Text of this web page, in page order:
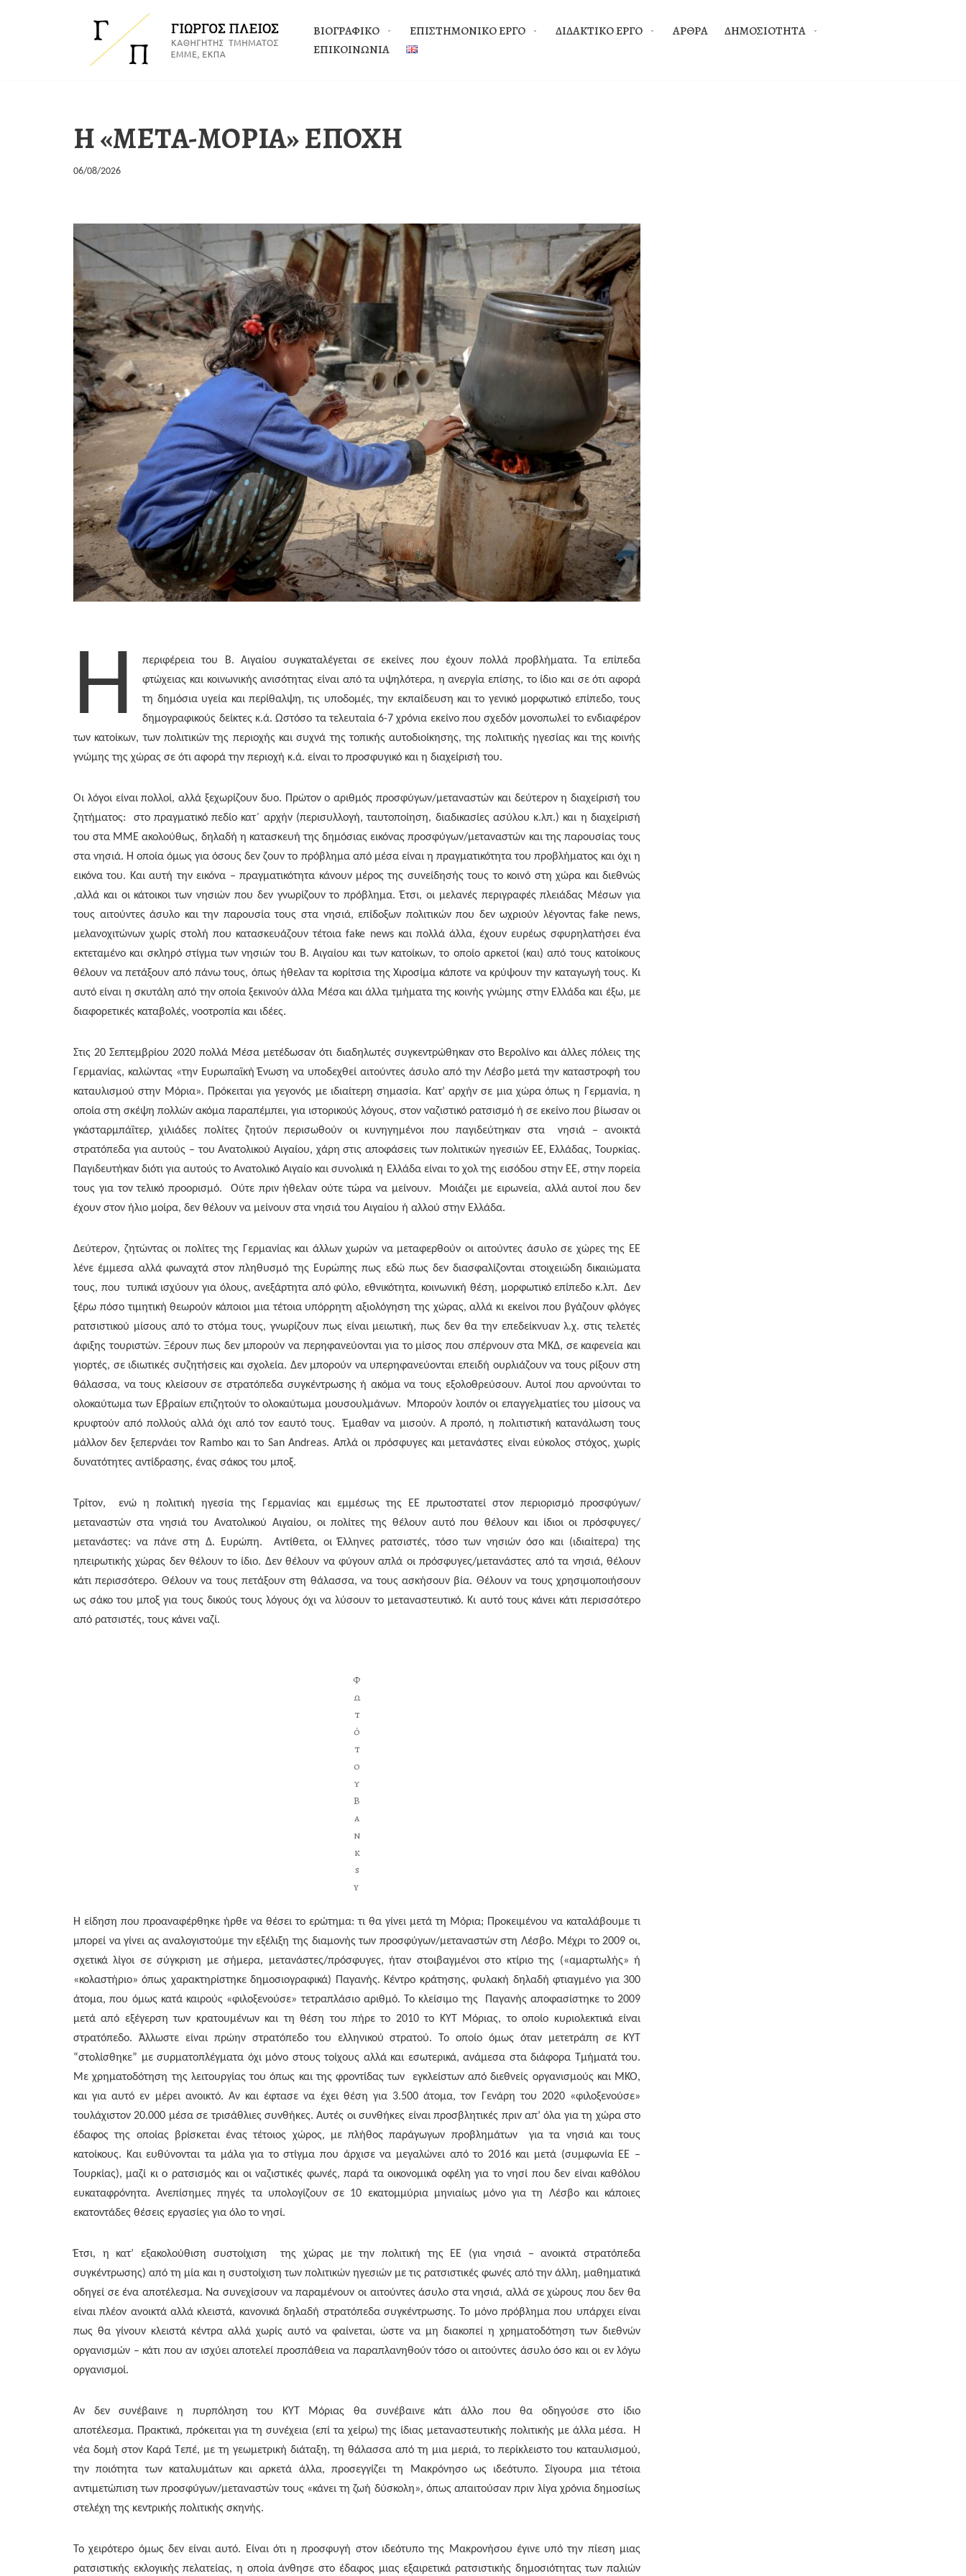
ΒΙΟΓΡΑΦΙΚΟ EΠΙΣΤΗΜΟΝΙΚΟ ΕΡΓΟ ΔΙΔΑΚΤΙΚΟ ΕΡΓΟ ΑΡΘΡΑ
ΔΗΜΟΣΙΟΤΗΤΑ
ΕΠΙΚΟΙΝΩΝΙΑ
Η «ΜΕΤA-ΜOΡΙΑ» ΕΠΟΧH
06/08/2026
Η
περιφέρεια του Β. Αιγαίου συγκαταλέγεται σε εκείνες που έχουν πολλά προβλήματα. Τα επίπεδα
φτώχειας και κοινωνικής ανισότητας είναι από τα υψηλότερα, η ανεργία επίσης, το ίδιο και σε ότι αφορά
τη δημόσια υγεία και περίθαλψη, τις υποδομές, την εκπαίδευση και το γενικό μορφωτικό επίπεδο, τους
δημογραφικούς δείκτες κ.ά. Ωστόσο τα τελευταία 6-7 χρόνια εκείνο που σχεδόν μονοπωλεί το ενδιαφέρον
των κατοίκων, των πολιτικών της περιοχής και συχνά της τοπικής αυτοδιοίκησης, της πολιτικής ηγεσίας και της κοινής
γνώμης της χώρας σε ότι αφορά την περιοχή κ.ά. είναι το προσφυγικό και η διαχείρισή του.
Οι λόγοι είναι πολλοί, αλλά ξεχωρίζουν δυο. Πρώτον ο αριθμός προσφύγων/μεταναστών και δεύτερον η διαχείρισή του
ζητήματος: στο πραγματικό πεδίο κατ΄ αρχήν (περισυλλογή, ταυτοποίηση, διαδικασίες ασύλου κ.λπ.) και η διαχείρισή
του στα ΜΜΕ ακολούθως, δηλαδή η κατασκευή της δημόσιας εικόνας προσφύγων/μεταναστών και της παρουσίας τους
στα νησιά. Η οποία όμως για όσους δεν ζουν το πρόβλημα από μέσα είναι η πραγματικότητα του προβλήματος και όχι η
εικόνα του. Και αυτή την εικόνα – πραγματικότητα κάνουν μέρος της συνείδησής τους το κοινό στη χώρα και διεθνώς
,αλλά και οι κάτοικοι των νησιών που δεν γνωρίζουν το πρόβλημα. Έτσι, οι μελανές περιγραφές πλειάδας Μέσων για
τους αιτούντες άσυλο και την παρουσία τους στα νησιά, επίδοξων πολιτικών που δεν ωχριούν λέγοντας fake news,
μελανοχιτώνων χωρίς στολή που κατασκευάζουν τέτοια fake news και πολλά άλλα, έχουν ευρέως σφυρηλατήσει ένα
εκτεταμένο και σκληρό στίγμα των νησιών του Β. Αιγαίου και των κατοίκων, το οποίο αρκετοί (και) από τους κατοίκους
θέλουν να πετάξουν από πάνω τους, όπως ήθελαν τα κορίτσια της Χιροσίμα κάποτε να κρύψουν την καταγωγή τους. Κι
αυτό είναι η σκυτάλη από την οποία ξεκινούν άλλα Μέσα και άλλα τμήματα της κοινής γνώμης στην Ελλάδα και έξω, με
διαφορετικές καταβολές, νοοτροπία και ιδέες.
Στις 20 Σεπτεμβρίου 2020 πολλά Μέσα μετέδωσαν ότι διαδηλωτές συγκεντρώθηκαν στο Βερολίνο και άλλες πόλεις της
Γερμανίας, καλώντας «την Ευρωπαϊκή Ένωση να υποδεχθεί αιτούντες άσυλο από την Λέσβο μετά την καταστροφή του
καταυλισμού στην Μόρια». Πρόκειται για γεγονός με ιδιαίτερη σημασία. Κατ’ αρχήν σε μια χώρα όπως η Γερμανία, η
οποία στη σκέψη πολλών ακόμα παραπέμπει, για ιστορικούς λόγους, στον ναζιστικό ρατσισμό ή σε εκείνο που βίωσαν οι
γκάσταρμπάϊτερ, χιλιάδες πολίτες ζητούν περισωθούν οι κυνηγημένοι που παγιδεύτηκαν στα νησιά – ανοικτά
στρατόπεδα για αυτούς – του Ανατολικού Αιγαίου, χάρη στις αποφάσεις των πολιτικών ηγεσιών ΕΕ, Ελλάδας, Τουρκίας.
Παγιδευτήκαν διότι για αυτούς το Ανατολικό Αιγαίο και συνολικά η Ελλάδα είναι το χολ της εισόδου στην ΕΕ, στην πορεία
τους για τον τελικό προορισμό. Ούτε πριν ήθελαν ούτε τώρα να μείνουν. Μοιάζει με ειρωνεία, αλλά αυτοί που δεν
έχουν στον ήλιο μοίρα, δεν θέλουν να μείνουν στα νησιά του Αιγαίου ή αλλού στην Ελλάδα.
Δεύτερον, ζητώντας οι πολίτες της Γερμανίας και άλλων χωρών να μεταφερθούν οι αιτούντες άσυλο σε χώρες της ΕΕ
λένε έμμεσα αλλά φωναχτά στον πληθυσμό της Ευρώπης πως εδώ πως δεν διασφαλίζονται στοιχειώδη δικαιώματα
τους, που τυπικά ισχύουν για όλους, ανεξάρτητα από φύλο, εθνικότητα, κοινωνική θέση, μορφωτικό επίπεδο κ.λπ. Δεν
ξέρω πόσο τιμητική θεωρούν κάποιοι μια τέτοια υπόρρητη αξιολόγηση της χώρας, αλλά κι εκείνοι που βγάζουν φλόγες
ρατσιστικού μίσους από το στόμα τους, γνωρίζουν πως είναι μειωτική, πως δεν θα την επεδείκνυαν λ.χ. στις τελετές
άφιξης τουριστών. Ξέρουν πως δεν μπορούν να περηφανεύονται για το μίσος που σπέρνουν στα ΜΚΔ, σε καφενεία και
γιορτές, σε ιδιωτικές συζητήσεις και σχολεία. Δεν μπορούν να υπερηφανεύονται επειδή ουρλιάζουν να τους ρίξουν στη
θάλασσα, να τους κλείσουν σε στρατόπεδα συγκέντρωσης ή ακόμα να τους εξολοθρεύσουν. Αυτοί που αρνούνται το
ολοκαύτωμα των Εβραίων επιζητούν το ολοκαύτωμα μουσουλμάνων. Μπορούν λοιπόν οι επαγγελματίες του μίσους να
κρυφτούν από πολλούς αλλά όχι από τον εαυτό τους. Έμαθαν να μισούν. Α προπό, η πολιτιστική κατανάλωση τους
μάλλον δεν ξεπερνάει τον Rambo και το San Andreas. Απλά οι πρόσφυγες και μετανάστες είναι εύκολος στόχος, χωρίς
δυνατότητες αντίδρασης, ένας σάκος του μποξ.
Τρίτον, ενώ η πολιτική ηγεσία της Γερμανίας και εμμέσως της ΕΕ πρωτοστατεί στον περιορισμό προσφύγων/
μεταναστών στα νησιά του Ανατολικού Αιγαίου, οι πολίτες της θέλουν αυτό που θέλουν και ίδιοι οι πρόσφυγες/
μετανάστες: να πάνε στη Δ. Ευρώπη. Αντίθετα, οι Έλληνες ρατσιστές, τόσο των νησιών όσο και (ιδιαίτερα) της
ηπειρωτικής χώρας δεν θέλουν το ίδιο. Δεν θέλουν να φύγουν απλά οι πρόσφυγες/μετανάστες από τα νησιά, θέλουν
κάτι περισσότερο. Θέλουν να τους πετάξουν στη θάλασσα, να τους ασκήσουν βία. Θέλουν να τους χρησιμοποιήσουν
ως σάκο του μποξ για τους δικούς τους λόγους όχι να λύσουν το μεταναστευτικό. Κι αυτό τους κάνει κάτι περισσότερο
από ρατσιστές, τους κάνει ναζί.
Φ
ω
τ
ό
τ
ο
υ
B
a
n
k
s
y
Η είδηση που προαναφέρθηκε ήρθε να θέσει το ερώτημα: τι θα γίνει μετά τη Μόρια; Προκειμένου να καταλάβουμε τι
μπορεί να γίνει ας αναλογιστούμε την εξέλιξη της διαμονής των προσφύγων/μεταναστών στη Λέσβο. Μέχρι το 2009 οι,
σχετικά λίγοι σε σύγκριση με σήμερα, μετανάστες/πρόσφυγες, ήταν στοιβαγμένοι στο κτίριο της («αμαρτωλής» ή
«κολαστήριο» όπως χαρακτηρίστηκε δημοσιογραφικά) Παγανής. Κέντρο κράτησης, φυλακή δηλαδή φτιαγμένο για 300
άτομα, που όμως κατά καιρούς «φιλοξενούσε» τετραπλάσιο αριθμό. Το κλείσιμο της Παγανής αποφασίστηκε το 2009
μετά από εξέγερση των κρατουμένων και τη θέση του πήρε το 2010 το ΚΥΤ Μόριας, το οποίο κυριολεκτικά είναι
στρατόπεδο. Άλλωστε είναι πρώην στρατόπεδο του ελληνικού στρατού. Το οποίο όμως όταν μετετράπη σε ΚΥΤ
“στολίσθηκε” με συρματοπλέγματα όχι μόνο στους τοίχους αλλά και εσωτερικά, ανάμεσα στα διάφορα Τμήματά του.
Με χρηματοδότηση της λειτουργίας του όπως και της φροντίδας των εγκλείστων από διεθνείς οργανισμούς και ΜΚΟ,
και για αυτό εν μέρει ανοικτό. Αν και έφτασε να έχει θέση για 3.500 άτομα, τον Γενάρη του 2020 «φιλοξενούσε»
τουλάχιστον 20.000 μέσα σε τρισάθλιες συνθήκες. Αυτές οι συνθήκες είναι προσβλητικές πριν απ’ όλα για τη χώρα στο
έδαφος της οποίας βρίσκεται ένας τέτοιος χώρος, με πλήθος παράγωγων προβλημάτων για τα νησιά και τους
κατοίκους. Και ευθύνονται τα μάλα για το στίγμα που άρχισε να μεγαλώνει από το 2016 και μετά (συμφωνία ΕΕ –
Τουρκίας), μαζί κι ο ρατσισμός και οι ναζιστικές φωνές, παρά τα οικονομικά οφέλη για το νησί που δεν είναι καθόλου
ευκαταφρόνητα. Ανεπίσημες πηγές τα υπολογίζουν σε 10 εκατομμύρια μηνιαίως μόνο για τη Λέσβο και κάποιες
εκατοντάδες θέσεις εργασίες για όλο το νησί.
Έτσι, η κατ’ εξακολούθιση συστοίχιση της χώρας με την πολιτική της ΕΕ (για νησιά – ανοικτά στρατόπεδα
συγκέντρωσης) από τη μία και η συστοίχιση των πολιτικών ηγεσιών με τις ρατσιστικές φωνές από την άλλη, μαθηματικά
οδηγεί σε ένα αποτέλεσμα. Να συνεχίσουν να παραμένουν οι αιτούντες άσυλο στα νησιά, αλλά σε χώρους που δεν θα
είναι πλέον ανοικτά αλλά κλειστά, κανονικά δηλαδή στρατόπεδα συγκέντρωσης. Το μόνο πρόβλημα που υπάρχει είναι
πως θα γίνουν κλειστά κέντρα αλλά χωρίς αυτό να φαίνεται, ώστε να μη διακοπεί η χρηματοδότηση των διεθνών
οργανισμών – κάτι που αν ισχύει αποτελεί προσπάθεια να παραπλανηθούν τόσο οι αιτούντες άσυλο όσο και οι εν λόγω
οργανισμοί.
Αν δεν συνέβαινε η πυρπόληση του ΚΥΤ Μόριας θα συνέβαινε κάτι άλλο που θα οδηγούσε στο ίδιο
αποτέλεσμα. Πρακτικά, πρόκειται για τη συνέχεια (επί τα χείρω) της ίδιας μεταναστευτικής πολιτικής με άλλα μέσα. Η
νέα δομή στον Καρά Τεπέ, με τη γεωμετρική διάταξη, τη θάλασσα από τη μια μεριά, το περίκλειστο του καταυλισμού,
την ποιότητα των καταλυμάτων και αρκετά άλλα, προσεγγίζει τη Μακρόνησο ως ιδεότυπο. Σίγουρα μια τέτοια
αντιμετώπιση των προσφύγων/μεταναστών τους «κάνει τη ζωή δύσκολη», όπως απαιτούσαν πριν λίγα χρόνια δημοσίως
στελέχη της κεντρικής πολιτικής σκηνής.
Το χειρότερο όμως δεν είναι αυτό. Είναι ότι η προσφυγή στον ιδεότυπο της Μακρονήσου έγινε υπό την πίεση μιας
ρατσιστικής εκλογικής πελατείας, η οποία άνθησε στο έδαφος μιας εξαιρετικά ρατσιστικής δημοσιότητας των παλιών